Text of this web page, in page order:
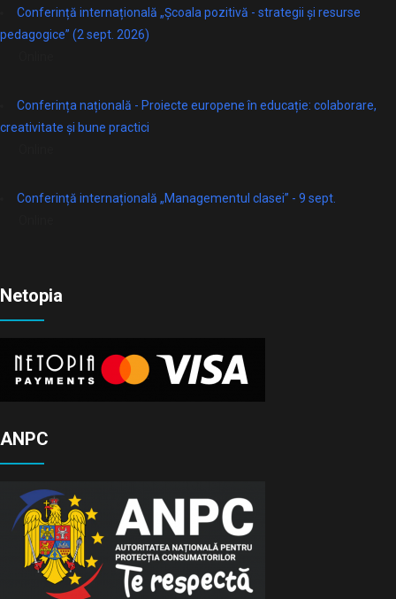
Conferință internațională „Școala pozitivă - strategii și resurse
pedagogice” (2 sept. 2026)
Conferința națională - Proiecte europene în educație: colaborare,
creativitate și bune practici
Conferință internațională „Managementul clasei” - 9 sept.
Netopia
ANPC